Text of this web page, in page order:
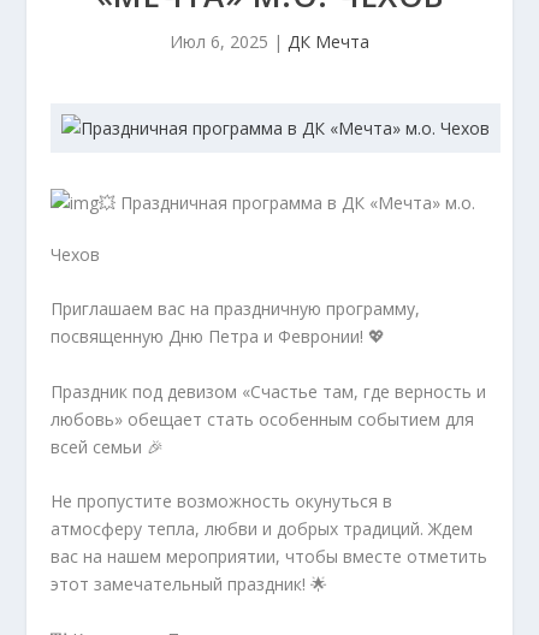
Июл 6, 2025 | ДК Мечта
💥 Праздничная программа в ДК «Мечта» м.о.
Чехов
Приглашаем вас на праздничную программу,
посвященную Дню Петра и Февронии! 💖
Праздник под девизом «Счастье там, где верность и
любовь» обещает стать особенным событием для
всей семьи 🎉
Не пропустите возможность окунуться в
атмосферу тепла, любви и добрых традиций. Ждем
вас на нашем мероприятии, чтобы вместе отметить
этот замечательный праздник! 🌟